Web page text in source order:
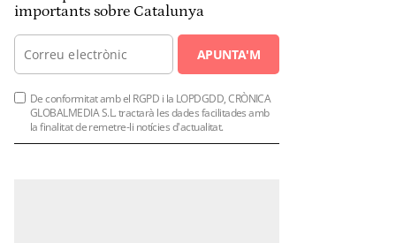
importants sobre Catalunya
APUNTA'M
De conformitat amb el RGPD i la LOPDGDD, CRÒNICA
GLOBALMEDIA S.L. tractarà les dades facilitades amb
la finalitat de remetre-li notícies d'actualitat.